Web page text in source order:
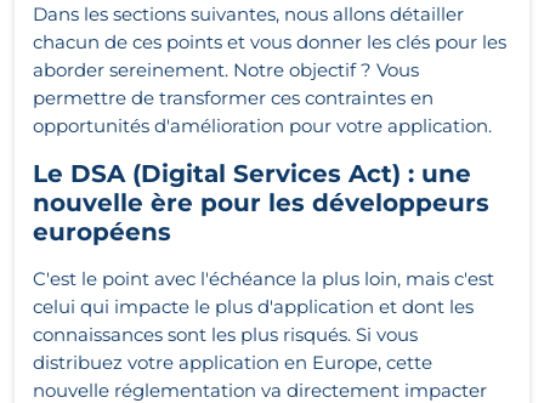
Dans les sections suivantes, nous allons détailler
chacun de ces points et vous donner les clés pour les
aborder sereinement. Notre objectif ? Vous
permettre de transformer ces contraintes en
opportunités d'amélioration pour votre application.
Le DSA (Digital Services Act) : une
nouvelle ère pour les développeurs
européens
C'est le point avec l'échéance la plus loin, mais c'est
celui qui impacte le plus d'application et dont les
connaissances sont les plus risqués. Si vous
distribuez votre application en Europe, cette
nouvelle réglementation va directement impacter